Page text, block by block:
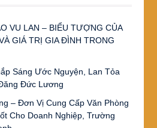
VU LAN – BIỂU TƯỢNG CỦA
GIÁ TRỊ GIA ĐÌNH TRONG
Sáng Ước Nguyện, Lan Tỏa
Đức Lương
– Đơn Vị Cung Cấp Văn Phòng
Cho Doanh Nghiệp, Trường